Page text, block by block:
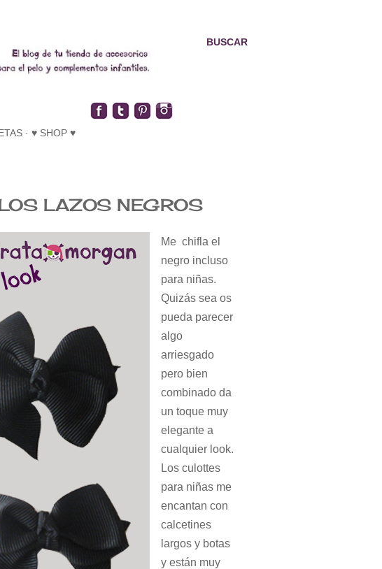
BUSCAR
♥ SHOP ♥
LAZOS NEGROS
Me chifla el
negro incluso
para niñas.
Quizás sea os
pueda parecer
algo
arriesgado
pero bien
combinado da
un toque muy
elegante a
cualquier look.
Los culottes
para niñas me
encantan con
calcetines
largos y botas
y están muy